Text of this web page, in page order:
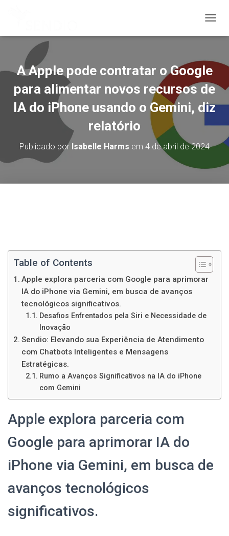
L
N
A
R
N
A
A Apple pode contratar o Google
para alimentar novos recursos de
IA do iPhone usando o Gemini, diz
relatório
Publicado por Isabelle Harms em 4 de abril de 2024
Table of Contents
Apple explora parceria com Google para aprimorar
IA do iPhone via Gemini, em busca de avanços
tecnológicos significativos.
Desafios Enfrentados pela Siri e Necessidade de
Inovação
Sendio: Elevando sua Experiência de Atendimento
com Chatbots Inteligentes e Mensagens
Estratégicas.
Rumo a Avanços Significativos na IA do iPhone
com Gemini
Apple explora parceria com
Google para aprimorar IA do
iPhone via Gemini, em busca de
avanços tecnológicos
significativos.